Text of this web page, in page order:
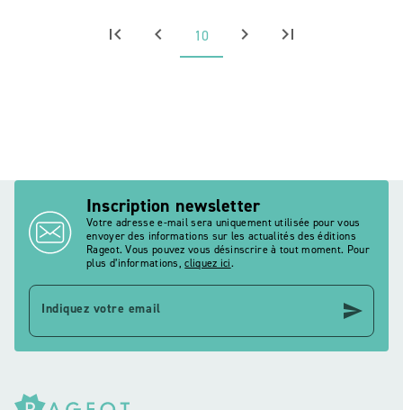
first_page chevron_left 10 chevron_right last_page
Inscription newsletter
Votre adresse e-mail sera uniquement utilisée pour vous
envoyer des informations sur les actualités des éditions
Rageot. Vous pouvez vous désinscrire à tout moment. Pour
plus d’informations,cliquez ici.
Indiquez votre email send